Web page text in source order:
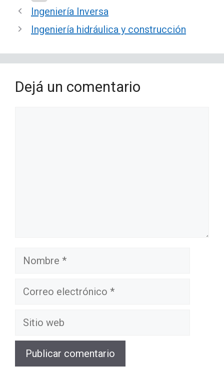
Ingeniería Inversa
Ingeniería hidráulica y construcción
Dejá un comentario
Nombre
Correo
Sitio